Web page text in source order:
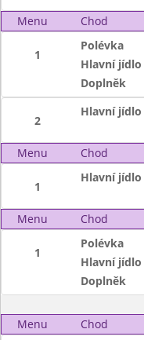
Menu Chod
1
Polévka
Hlavní jídlo
Doplněk
2
Hlavní jídlo
Menu Chod
1
Hlavní jídlo
Menu Chod
1
Polévka
Hlavní jídlo
Doplněk
Menu Chod